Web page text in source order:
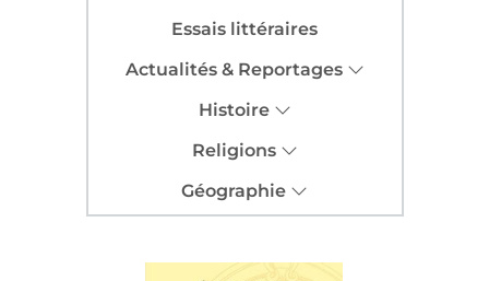
Essais littéraires
Actualités & Reportages
Histoire
Religions
Géographie